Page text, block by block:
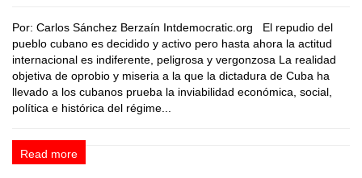
Por: Carlos Sánchez Berzaín Intdemocratic.org El repudio del
pueblo cubano es decidido y activo pero hasta ahora la actitud
internacional es indiferente, peligrosa y vergonzosa La realidad
objetiva de oprobio y miseria a la que la dictadura de Cuba ha
llevado a los cubanos prueba la inviabilidad económica, social,
política e histórica del régime...
Read more